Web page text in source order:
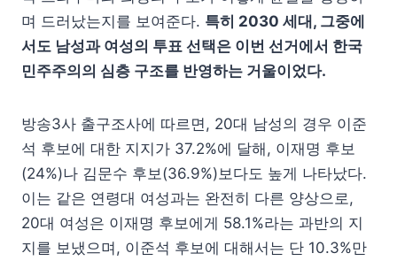
며 드러났는지를 보여준다. 특히 2030 세대, 그중에
서도 남성과 여성의 투표 선택은 이번 선거에서 한국
민주주의의 심층 구조를 반영하는 거울이었다.
방송3사 출구조사에 따르면, 20대 남성의 경우 이준
석 후보에 대한 지지가 37.2%에 달해, 이재명 후보
(24%)나 김문수 후보(36.9%)보다도 높게 나타났다.
이는 같은 연령대 여성과는 완전히 다른 양상으로,
20대 여성은 이재명 후보에게 58.1%라는 과반의 지
지를 보냈으며, 이준석 후보에 대해서는 단 10.3%만